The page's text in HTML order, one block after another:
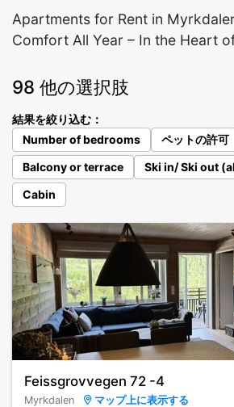
Apartments for Rent in
98 他の選択肢
結果を絞り込む：
Number of bedrooms
ペットの許可
Balcony or terrace
Ski in/ Ski out
Cabin
Feissgrovvegen 72 -4
Myrkdalen マップ上に表示する